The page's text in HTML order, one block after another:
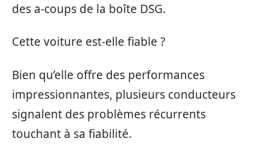
des a-coups de la boîte DSG.
Cette voiture est-elle fiable ?
Bien qu’elle offre des performances
impressionnantes, plusieurs conducteurs
signalent des problèmes récurrents
touchant à sa fiabilité.